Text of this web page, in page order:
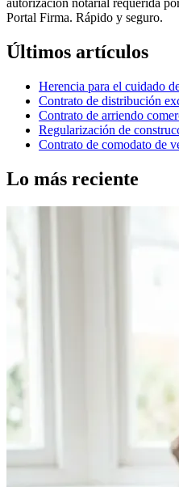
autorización notarial requerida
Portal Firma. Rápido y seguro.
Últimos artículos
Herencia para el cuidado
Contrato de distribución
Contrato de arriendo
Regularización de
Contrato de comodato de
Lo más reciente